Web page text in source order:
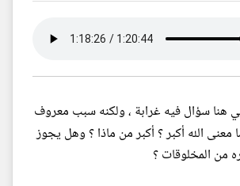
هنا سؤال فيه غرابة ، ولكنه سبب معروف
معنى الله أكبر ؟ أكبر من ماذا ؟ وهل يجوز
من المخلوقات ؟